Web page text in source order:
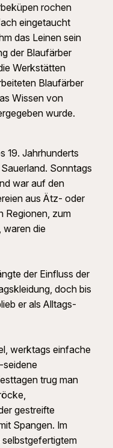
rochen
eingetaucht
das Leinen sein
der Blaufärber
Werkstätten
Blaufärber
Wissen von
wurde.
19. Jahrhunderts
Sonntags
war auf den
aus Ätz- oder
Regionen, zum
waren die
der Einfluss der
doch bis
er als Alltags-
werktags einfache
trug man
gestreifte
Spangen. Im